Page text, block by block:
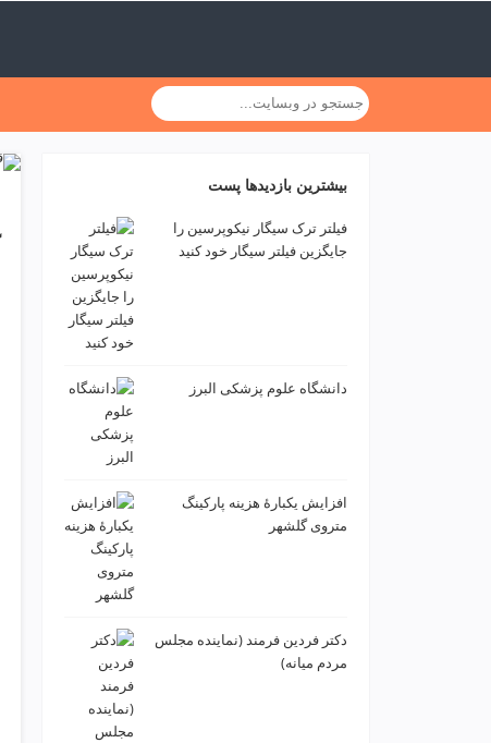
خ
بیشترین بازدیدها پست
فیلتر ترک سیگار نیکوپرسین را
جایگزین فیلتر سیگار خود کنید
دانشگاه علوم پزشکی البرز
افزایش یکبارۀ هزینه پارکینگ
متروی گلشهر
دكتر فردين فرمند (نماينده مجلس
مردم میانه)